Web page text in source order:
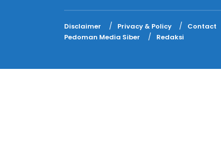
Disclaimer Privacy & Policy
Contact
Pedoman Media Siber
Redaksi